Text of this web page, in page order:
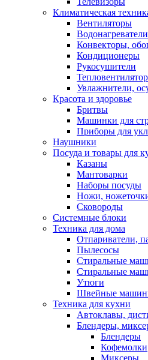
Климатическая
Вентиляторы
Водонагреватели
Конвекторы,
Кондиционеры
Рукосушители
Увлажнители,
Красота и здоровье
Бритвы
Машинки для
Приборы для
Наушники
Посуда и товары для
Казаны
Мантоварки
Наборы посуды
Ножи,
Сковороды
Системные блоки
Техника для дома
Отпариватели,
Пылесосы
Стиральные
Стиральные
Утюги
Швейные
Техника для кухни
Автоклавы,
Блендеры,
Блендеры
Кофемолки